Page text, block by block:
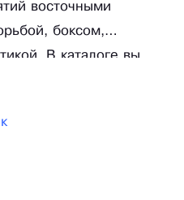
восточными
боксом,
В каталоге вы
и оборудование от
со всеми видами
Московской